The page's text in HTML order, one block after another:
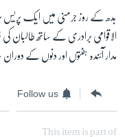
بدھ کے روز جرمنی میں ایک پریس
الاقوامی برادری کے ساتھ طالبان
مدار آئندہ ہفتوں اور دنوں کے
Follow us
This item is part of